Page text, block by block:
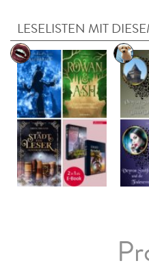
LESELISTEN MIT